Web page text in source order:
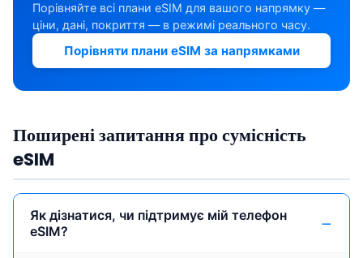
Порівняйте всі плани eSIM для вашого напрямку —
ціни, дані, покриття — в режимі реального часу.
Порівняти плани eSIM за напрямками
Поширені запитання про сумісність
eSIM
Як дізнатися, чи підтримує мій телефон
eSIM?